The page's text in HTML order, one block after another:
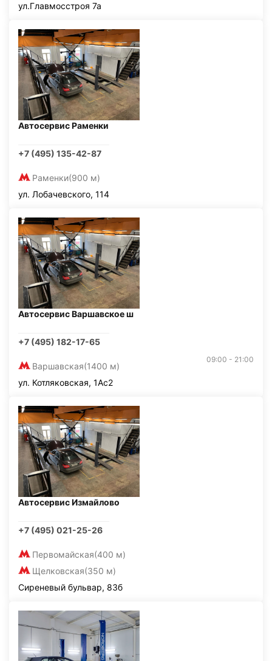
ул.Главмосстроя 7а
Автосервис Раменки
+7 (495) 135-42-87
Раменки(900 м)
ул. Лобачевского, 114
Автосервис Варшавское ш
+7 (495) 182-17-65
Варшавская(1400 м)
09:00 - 21:00
ул. Котляковская, 1Ас2
Автосервис Измайлово
+7 (495) 021-25-26
Первомайская(400 м)
Щелковская(350 м)
Сиреневый бульвар, 83б